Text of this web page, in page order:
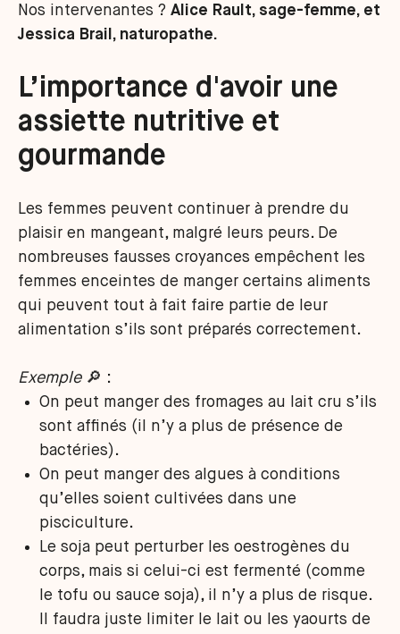
Nos intervenantes ? Alice Rault, sage-femme, et
Jessica Brail, naturopathe.
L’importance d'avoir une
assiette nutritive et
gourmande
Les femmes peuvent continuer à prendre du
plaisir en mangeant, malgré leurs peurs. De
nombreuses fausses croyances empêchent les
femmes enceintes de manger certains aliments
qui peuvent tout à fait faire partie de leur
alimentation s’ils sont préparés correctement.
Exemple🔎 :
On peut manger des fromages au lait cru s’ils
sont affinés (il n’y a plus de présence de
bactéries).
On peut manger des algues à conditions
qu’elles soient cultivées dans une
pisciculture.
Le soja peut perturber les oestrogènes du
corps, mais si celui-ci est fermenté (comme
le tofu ou sauce soja), il n’y a plus de risque.
Il faudra juste limiter le lait ou les yaourts de